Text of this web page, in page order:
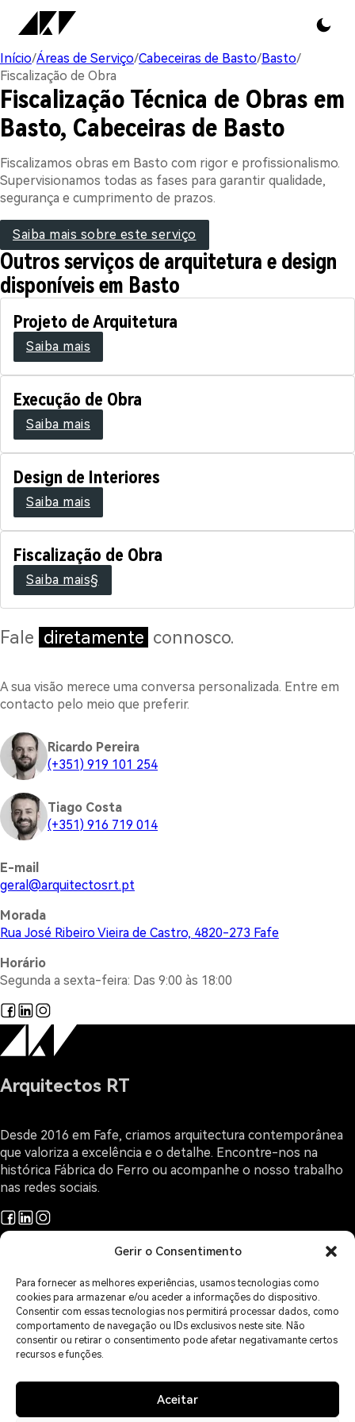
Gerir o Consentimento
Para fornecer as melhores experiências, usamos tecnologias como
cookies para armazenar e/ou aceder a informações do dispositivo.
Consentir com essas tecnologias nos permitirá processar dados, como
comportamento de navegação ou IDs exclusivos neste site. Não
consentir ou retirar o consentimento pode afetar negativamante certos
recursos e funções.
Aceitar
Início/Áreas de Serviço/Cabeceiras de Basto/Basto/
Fiscalização de Obra
Fiscalização Técnica de Obras em
Basto, Cabeceiras de Basto
Fiscalizamos obras em Basto com rigor e profissionalismo.
Supervisionamos todas as fases para garantir qualidade,
segurança e cumprimento de prazos.
Saiba mais sobre este serviço
Outros serviços de arquitetura e design
disponíveis em Basto
Projeto de Arquitetura
Saiba mais
Execução de Obra
Saiba mais
Design de Interiores
Saiba mais
Fiscalização de Obra
Saiba mais§
Fale diretamente connosco.
A sua visão merece uma conversa personalizada. Entre em
contacto pelo meio que preferir.
Ricardo Pereira
(+351) 919 101 254
Tiago Costa
(+351) 916 719 014
E-mail
tp.trsotcetiuqra
@lareg
Morada
Rua José Ribeiro Vieira de Castro, 4820-273 Fafe
Horário
Segunda a sexta-feira: Das 9:00 às 18:00
Arquitectos RT
Desde 2016 em Fafe, criamos arquitectura contemporânea
que valoriza a excelência e o detalhe. Encontre-nos na
histórica Fábrica do Ferro ou acompanhe o nosso trabalho
nas redes sociais.
Arquitectura e Design
O Gabinete
Sobre Arquitectura
Contactos
Áreas de Serviço
Política de Privacidade
Política de Cookies
Isenção de Responsabilidade
Imprint